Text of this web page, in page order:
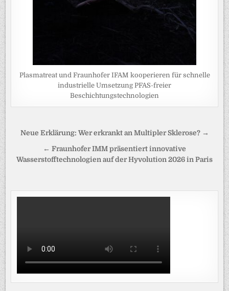
Plasmatreat und Fraunhofer IFAM kooperieren für schnelle
industrielle Umsetzung PFAS-freier
Beschichtungstechnologien
Beitragsnavigation
Neue Erklärung: Wer erkrankt an Multipler Sklerose? →
← Fraunhofer IMM präsentiert innovative
Wasserstofftechnologien auf der Hyvolution 2026 in Paris